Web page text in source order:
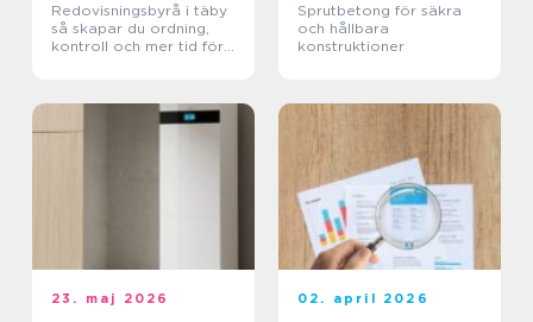
Redovisningsbyrå i täby
så skapar du ordning,
kontroll och mer tid för
Sprutbetong för säkra
och hållbara
konstruktioner
23. maj 2026 02. april 2026